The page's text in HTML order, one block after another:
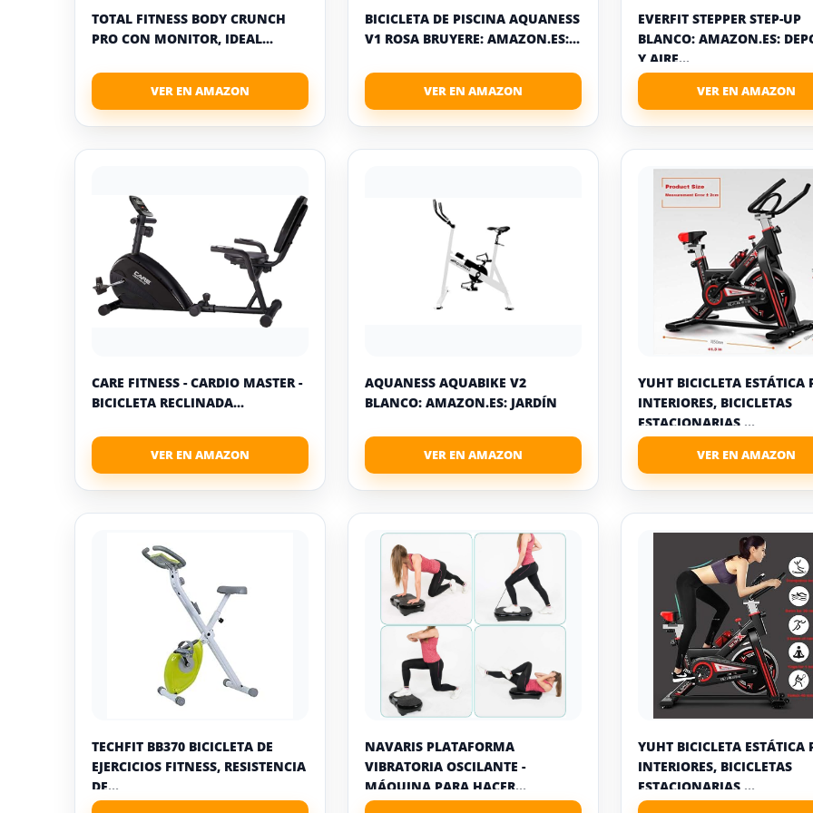
TOTAL FITNESS BODY CRUNCH
PRO CON MONITOR, IDEAL...
BICICLETA DE PISCINA AQUANESS
V1 ROSA BRUYERE: AMAZON.ES:...
EVERFIT STEPPER STEP-UP
BLANCO: AMAZON.ES:
Y AIRE...
CARE FITNESS - CARDIO MASTER -
BICICLETA RECLINADA...
AQUANESS AQUABIKE V2
BLANCO: AMAZON.ES: JARDÍN
YUHT BICICLETA ESTÁTICA
INTERIORES, BICICLETAS
ESTACIONARIAS ...
TECHFIT BB370 BICICLETA DE
EJERCICIOS FITNESS, RESISTENCIA
DE...
NAVARIS PLATAFORMA
VIBRATORIA OSCILANTE -
MÁQUINA PARA HACER...
YUHT BICICLETA ESTÁTICA
INTERIORES, BICICLETAS
ESTACIONARIAS ...